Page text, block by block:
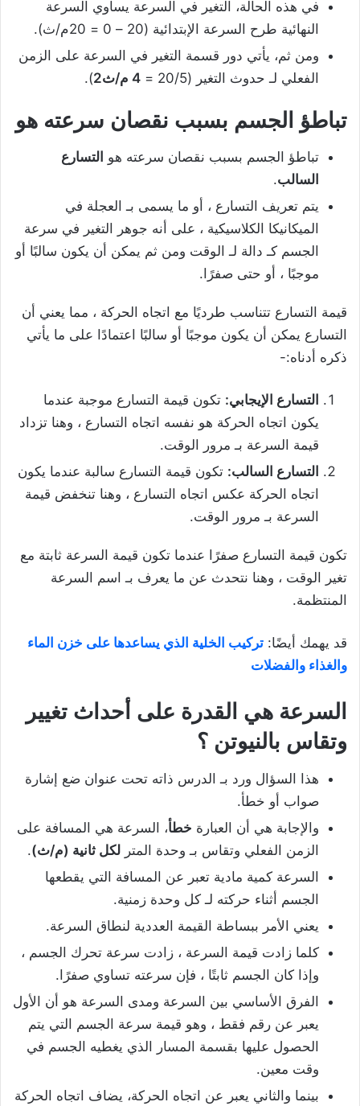
في هذه الحالة، التغير في السرعة يساوي السرعة
النهائية طرح السرعة الإبتدائية (20 – 0 = 20م/ث).
ومن ثم، يأتي دور قسمة التغير في السرعة على الزمن
الفعلي لـ حدوث التغير (20/5 =
4 م/ث2 ).
تباطؤ الجسم بسبب نقصان سرعته هو
تباطؤ الجسم بسبب نقصان سرعته هو التسارع
السالب.
يتم تعريف التسارع ، أو ما يسمى بـ العجلة في
الميكانيكا الكلاسيكية ، على أنه جوهر التغير في سرعة
الجسم كـ دالة لـ الوقت ومن ثم يمكن أن يكون سالبًا أو
موجبًا ، أو حتى صفرًا.
قيمة التسارع تتناسب طرديًا مع اتجاه الحركة ، مما يعني أن
التسارع يمكن أن يكون موجبًا أو سالبًا اعتمادًا على ما يأتي
ذكره أدناه:-
التسارع الإيجابي: تكون قيمة التسارع موجبة عندما
يكون اتجاه الحركة هو نفسه اتجاه التسارع ، وهنا تزداد
قيمة السرعة بـ مرور الوقت.
التسارع السالب: تكون قيمة التسارع سالبة عندما يكون
اتجاه الحركة عكس اتجاه التسارع ، وهنا تنخفض قيمة
السرعة بـ مرور الوقت.
تكون قيمة التسارع صفرًا عندما تكون قيمة السرعة ثابتة مع
تغير الوقت ، وهنا نتحدث عن ما يعرف بـ اسم السرعة
المنتظمة.
قد يهمك أيضًا: تركيب الخلية الذي يساعدها على خزن الماء
والغذاء والفضلات
السرعة هي القدرة على أحداث تغيير
وتقاس بالنيوتن ؟
هذا السؤال ورد بـ الدرس ذاته تحت عنوان ضع إشارة
صواب أو خطأ.
والإجابة هي أن العبارة خطأ، السرعة هي المسافة على
الزمن الفعلي وتقاس بـ وحدة المتر لكل ثانية (م/ث).
السرعة كمية مادية تعبر عن المسافة التي يقطعها
الجسم أثناء حركته لـ كل وحدة زمنية.
يعني الأمر ببساطة القيمة العددية لنطاق السرعة.
كلما زادت قيمة السرعة ، زادت سرعة تحرك الجسم ،
وإذا كان الجسم ثابتًا ، فإن سرعته تساوي صفرًا.
الفرق الأساسي بين السرعة ومدى السرعة هو أن الأول
يعبر عن رقم فقط ، وهو قيمة سرعة الجسم التي يتم
الحصول عليها بقسمة المسار الذي يغطيه الجسم في
وقت معين.
بينما والثاني يعبر عن اتجاه الحركة، يضاف اتجاه الحركة